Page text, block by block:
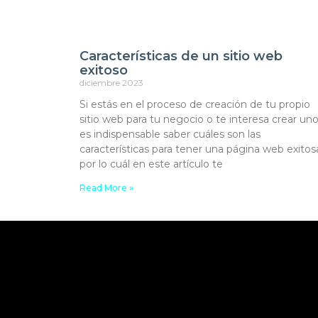
Características de un sitio web
exitoso
diciembre 2023
Si estás en el proceso de creación de tu propio
sitio web para tu negocio o te interesa crear
es indispensable saber cuáles son las
características para tener una página web
por lo cuál en este artículo te
Read More »